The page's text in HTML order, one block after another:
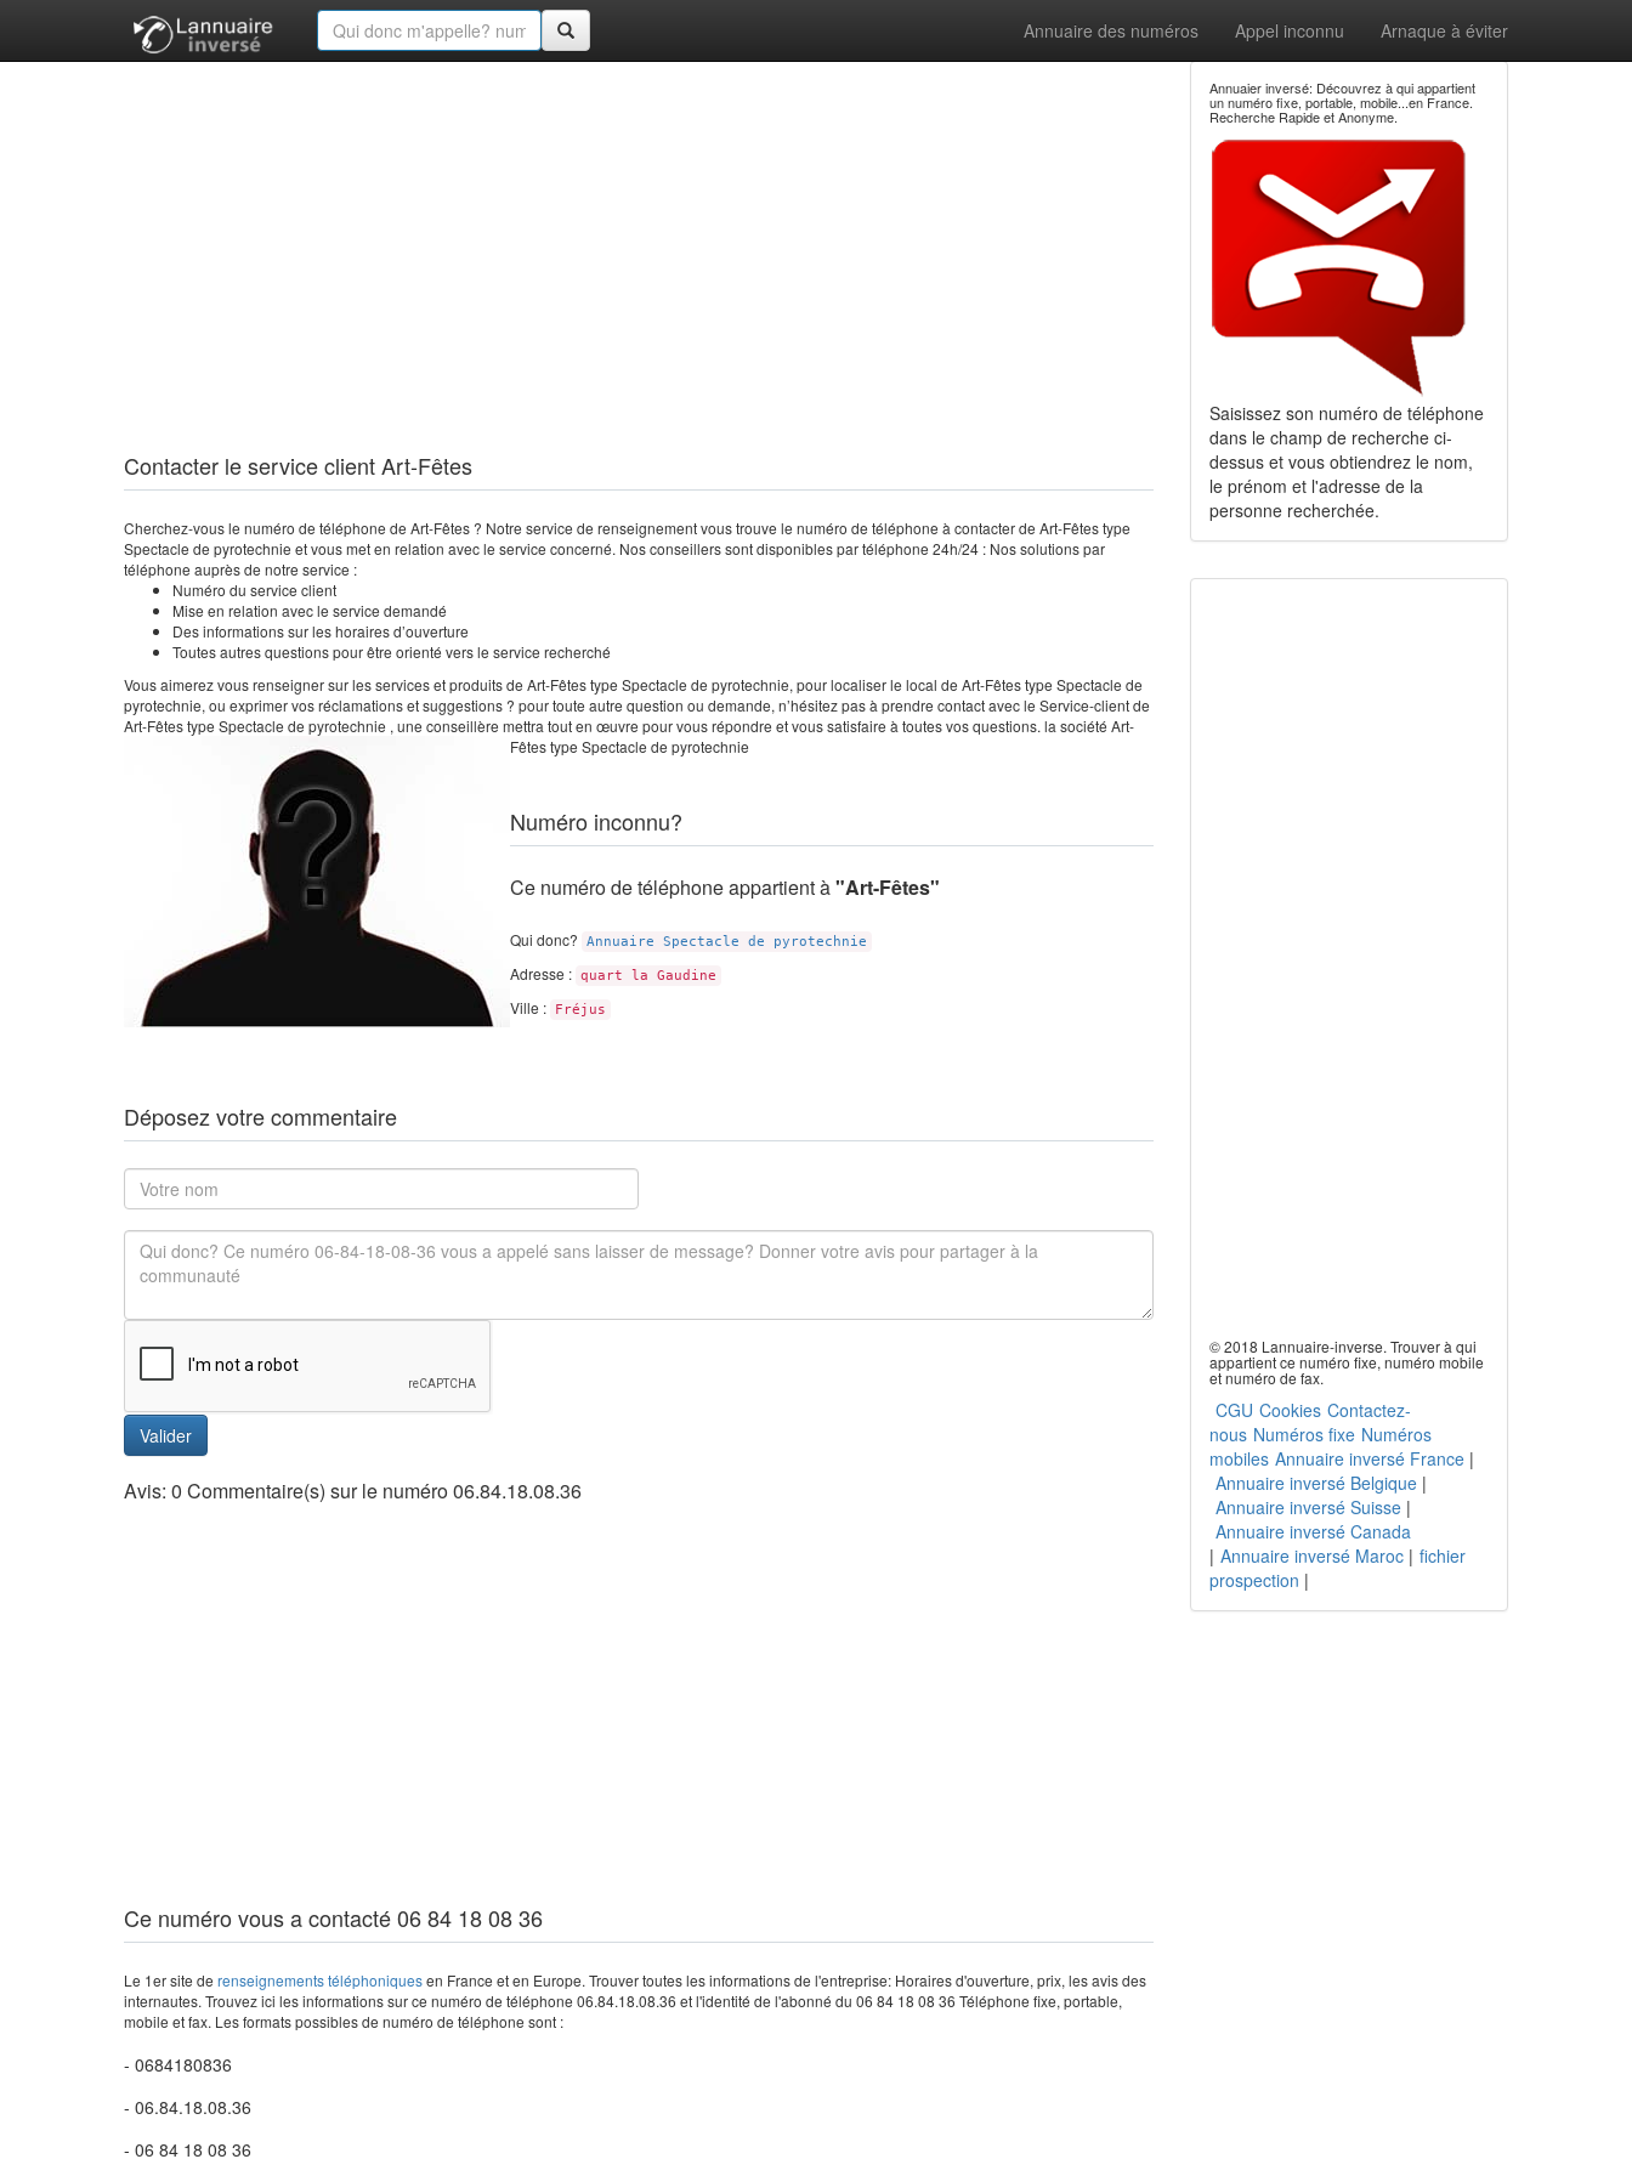
Annuaire des numéros Appel inconnu Arnaque à éviter
Contacter le service client Art-Fêtes
Cherchez-vous le numéro de téléphone de Art-Fêtes ? Notre service de renseignement vous trouve le numéro de téléphone à contacter de Art-Fêtes type
Spectacle de pyrotechnie et vous met en relation avec le service concerné. Nos conseillers sont disponibles par téléphone 24h/24 : Nos solutions par
téléphone auprès de notre service :
Numéro du service client
Mise en relation avec le service demandé
Des informations sur les horaires d’ouverture
Toutes autres questions pour être orienté vers le service recherché
Vous aimerez vous renseigner sur les services et produits de Art-Fêtes type Spectacle de pyrotechnie, pour localiser le local de Art-Fêtes type Spectacle de
pyrotechnie, ou exprimer vos réclamations et suggestions ? pour toute autre question ou demande, n’hésitez pas à prendre contact avec le Service-client de
Art-Fêtes type Spectacle de pyrotechnie , une conseillère mettra tout en œuvre pour vous répondre et vous satisfaire à toutes vos questions. la société Art-
Fêtes type Spectacle de pyrotechnie
Numéro inconnu?
Ce numéro de téléphone appartient à"Art-Fêtes"
Qui donc? Annuaire Spectacle de pyrotechnie
Adresse : quart la Gaudine
Ville : Fréjus
Déposez votre commentaire
Valider
Avis: 0 Commentaire(s) sur le numéro 06.84.18.08.36
Ce numéro vous a contacté 06 84 18 08 36
Le 1er site de renseignements téléphoniquesen France et en Europe. Trouver toutes les informations de l'entreprise: Horaires d'ouverture, prix, les avis des
internautes. Trouvez ici les informations sur ce numéro de téléphone 06.84.18.08.36 et l'identité de l'abonné du 06 84 18 08 36 Téléphone fixe, portable,
mobile et fax. Les formats possibles de numéro de téléphone sont :
- 0684180836
- 06.84.18.08.36
- 06 84 18 08 36
Annuaier inversé: Découvrez à qui appartient
un numéro fixe, portable, mobile...en France.
Recherche Rapide et Anonyme.
Saisissez son numéro de téléphone
dans le champ de recherche ci-
dessus et vous obtiendrez le nom,
le prénom et l'adresse de la
personne recherchée.
© 2018 Lannuaire-inverse. Trouver à qui
appartient ce numéro fixe, numéro mobile
et numéro de fax.
CGU Cookies Contactez-
nous Numéros fixe Numéros
mobiles Annuaire inversé France|
Annuaire inversé Belgique|
Annuaire inversé Suisse|
Annuaire inversé Canada
| Annuaire inversé Maroc| fichier
prospection |